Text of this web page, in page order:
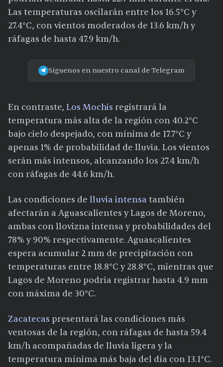
Las temperaturas oscilarán entre los 16.5°C y
27.4°C, con vientos moderados de 13.6 km/h y
ráfagas de hasta 47.9 km/h.
Síguenos en nuestro canal de Telegram
En contraste, Los Mochis registrará la
temperatura más alta de la región con 40.2°C
bajo cielo despejado, con mínima de 17.7°C y
apenas 1% de probabilidad de lluvia. Los vientos
serán más intensos, alcanzando los 27.4 km/h
con ráfagas de 44.6 km/h.
Las condiciones de lluvia intensa también
afectarán a Aguascalientes y Lagos de Moreno,
ambas con llovizna intensa y probabilidades del
78% y 90% respectivamente. Aguascalientes
espera acumular 2 mm de precipitación con
temperaturas entre 18.8°C y 28.8°C, mientras que
Lagos de Moreno podría registrar hasta 4.9 mm
con máxima de 30°C.
Zacatecas presentará las condiciones más
ventosas de la región, con ráfagas de hasta 59.4
km/h acompañadas de lluvia ligera y la
temperatura mínima más baja del día con 13.1°C.